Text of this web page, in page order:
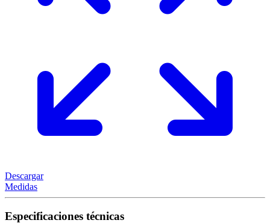
Descargar
Medidas
Especificaciones técnicas